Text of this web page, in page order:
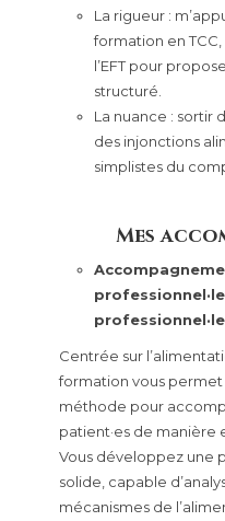
La rigueur :
formation en
l’EFT pour
structuré.
La nuance : sortir
des injonctions
simplistes du
Mes
Centrée sur
formation vous
méthode pour
patient·es de manière
Vous développez une
solide, capable
mécanismes de